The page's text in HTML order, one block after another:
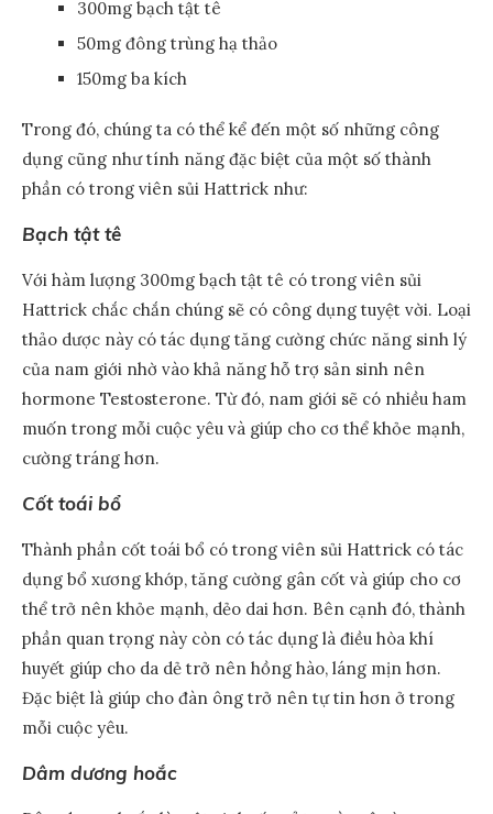
300mg bạch tật tê
50mg đông trùng hạ thảo
150mg ba kích
Trong đó, chúng ta có thể kể đến một số những công
dụng cũng như tính năng đặc biệt của một số thành
phần có trong viên sủi Hattrick như:
Bạch tật tê
Với hàm lượng 300mg bạch tật tê có trong viên sủi
Hattrick chắc chắn chúng sẽ có công dụng tuyệt vời. Loại
thảo dược này có tác dụng tăng cường chức năng sinh lý
của nam giới nhờ vào khả năng hỗ trợ sản sinh nên
hormone Testosterone. Từ đó, nam giới sẽ có nhiều ham
muốn trong mỗi cuộc yêu và giúp cho cơ thể khỏe mạnh,
cường tráng hơn.
Cốt toái bổ
Thành phần cốt toái bổ có trong viên sủi Hattrick có tác
dụng bổ xương khớp, tăng cường gân cốt và giúp cho cơ
thể trở nên khỏe mạnh, dẻo dai hơn. Bên cạnh đó, thành
phần quan trọng này còn có tác dụng là điều hòa khí
huyết giúp cho da dẻ trở nên hồng hào, láng mịn hơn.
Đặc biệt là giúp cho đàn ông trở nên tự tin hơn ở trong
mỗi cuộc yêu.
Dâm dương hoắc